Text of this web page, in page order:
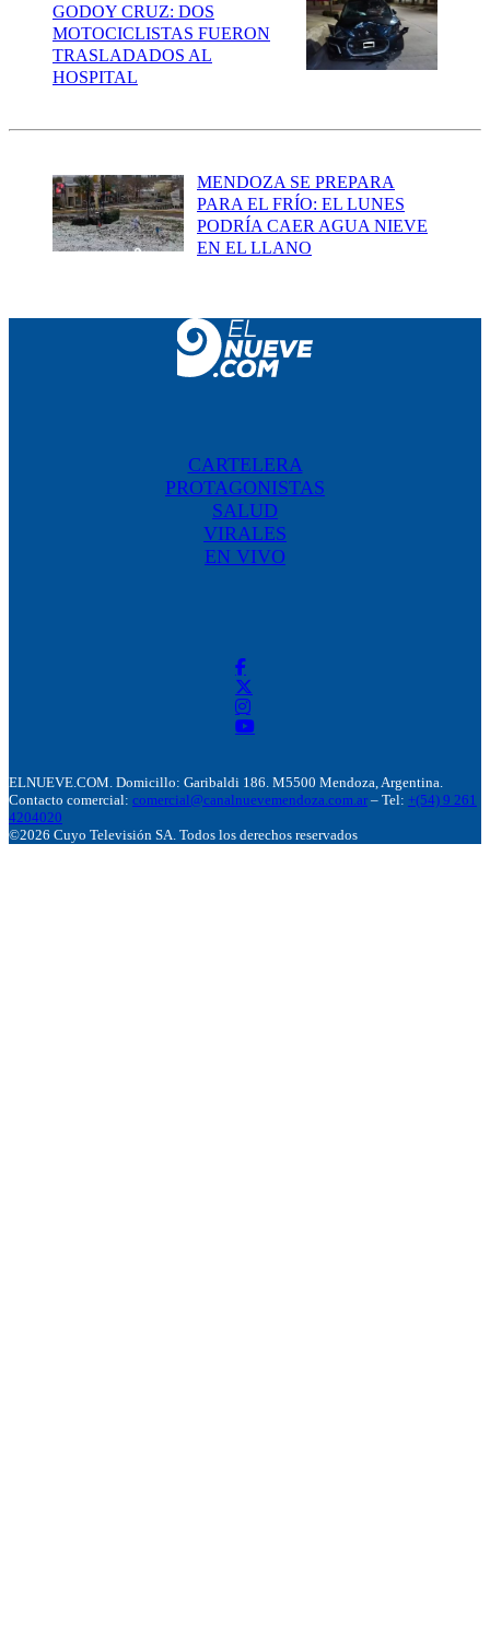
GODOY CRUZ: DOS
MOTOCICLISTAS FUERON
TRASLADADOS AL
HOSPITAL
MENDOZA SE PREPARA
PARA EL FRÍO: EL LUNES
PODRÍA CAER AGUA NIEVE
EN EL LLANO
CARTELERA
PROTAGONISTAS
SALUD
VIRALES
EN VIVO
ELNUEVE.COM. Domicillo: Garibaldi 186. M5500 Mendoza, Argentina.
Contacto comercial: comercial@canalnuevemendoza.com.ar – Tel: +(54) 9 261
4204020
©2026 Cuyo Televisión SA. Todos los derechos reservados